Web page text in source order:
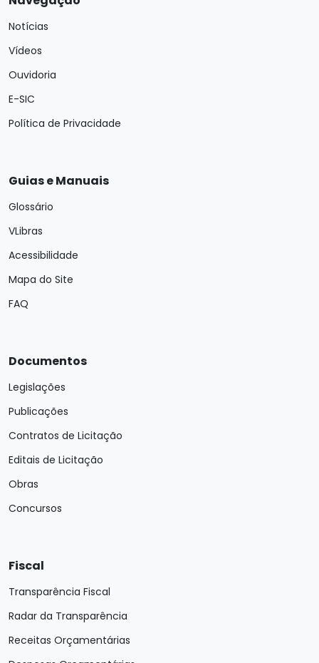
Notícias
Vídeos
Ouvidoria
E-SIC
Política de Privacidade
Guias e Manuais
Glossário
VLibras
Acessibilidade
Mapa do Site
FAQ
Documentos
Legislações
Publicações
Contratos de Licitação
Editais de Licitação
Obras
Concursos
Fiscal
Transparência Fiscal
Radar da Transparência
Receitas Orçamentárias